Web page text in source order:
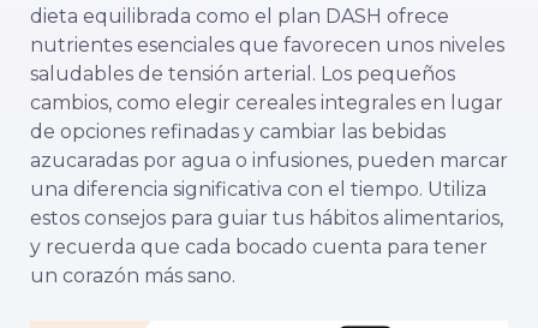
dieta equilibrada como el plan DASH ofrece
nutrientes esenciales que favorecen unos niveles
saludables de tensión arterial. Los pequeños
cambios, como elegir cereales integrales en lugar
de opciones refinadas y cambiar las bebidas
azucaradas por agua o infusiones, pueden marcar
una diferencia significativa con el tiempo. Utiliza
estos consejos para guiar tus hábitos alimentarios,
y recuerda que cada bocado cuenta para tener
un corazón más sano.